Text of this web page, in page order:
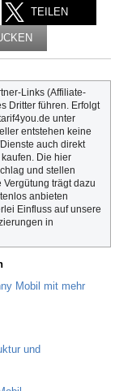
TEILEN
Links (Affiliate-
Dritter führen. Erfolgt
unter
entstehen keine
auch direkt
Die hier
und stellen
trägt dazu
anbieten
Einfluss auf unsere
in
Mobil mit mehr
und